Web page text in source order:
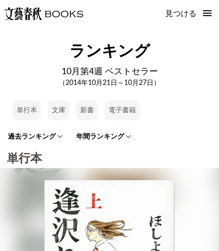
見つける
ランキング
10月第4週 ベストセラー
（2014年10月21日～10月27日）
単行本 文庫 新書 電子書籍
過去ランキング 年間ランキング
単行本